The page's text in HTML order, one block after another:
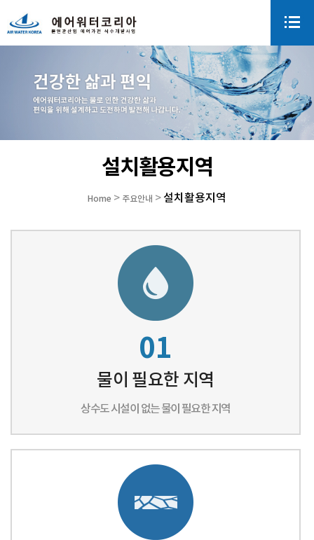
설치활용지역
Home > 주요안내 > 설치활용지역
01
물이 필요한 지역
상수도 시설이 없는 물이 필요한 지역